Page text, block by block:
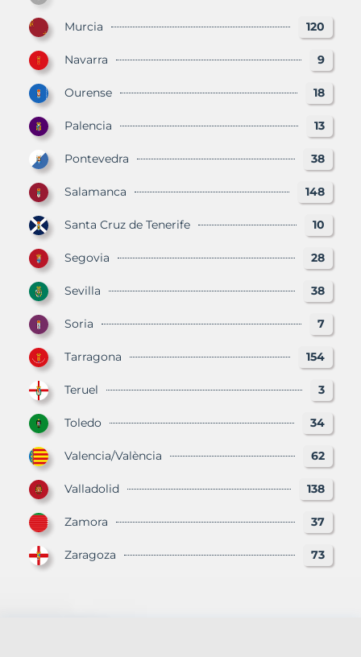
Murcia 120
Navarra 9
Ourense 18
Palencia 13
Pontevedra 38
Salamanca 148
Santa Cruz de Tenerife 10
Segovia 28
Sevilla 38
Soria 7
Tarragona 154
Teruel 3
Toledo 34
Valencia/València 62
Valladolid 138
Zamora 37
Zaragoza 73